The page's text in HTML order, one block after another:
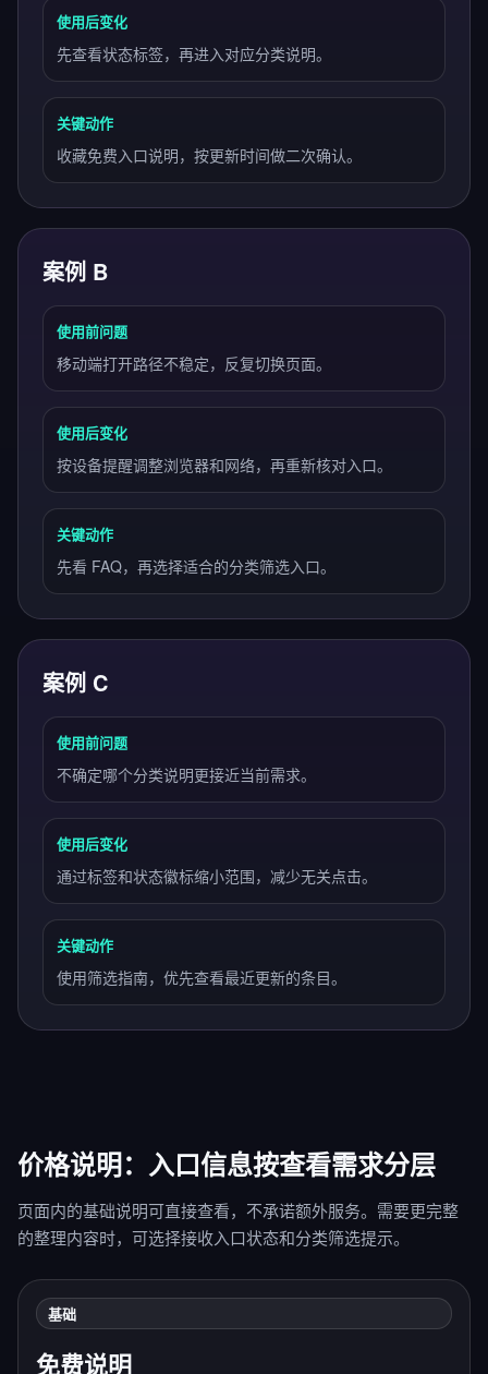
使用后变化
先查看状态标签，再进入对应分类说明。
关键动作
收藏免费入口说明，按更新时间做二次确认。
案例 B
使用前问题
移动端打开路径不稳定，反复切换页面。
使用后变化
按设备提醒调整浏览器和网络，再重新核对入口。
关键动作
先看 FAQ，再选择适合的分类筛选入口。
案例 C
使用前问题
不确定哪个分类说明更接近当前需求。
使用后变化
通过标签和状态徽标缩小范围，减少无关点击。
关键动作
使用筛选指南，优先查看最近更新的条目。
价格说明：入口信息按查看需求分层
页面内的基础说明可直接查看，不承诺额外服务。需要更完整
的整理内容时，可选择接收入口状态和分类筛选提示。
基础
免费说明